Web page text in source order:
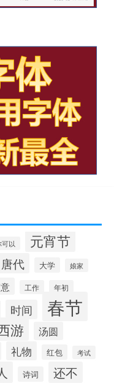
以 元宵节
唐代 大学 娘家
工作 年初
时间 春节
游 汤圆
礼物 红包 考试
诗词 还不